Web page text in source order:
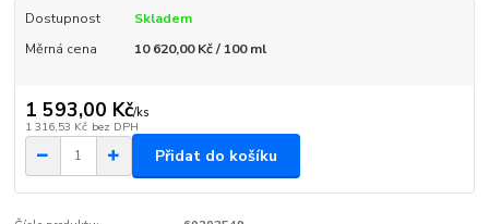
Dostupnost
Skladem
Měrná cena
10 620,00 Kč / 100 ml
1 593,00 Kč/ks
1 316,53 Kč bez DPH
Přidat do košíku